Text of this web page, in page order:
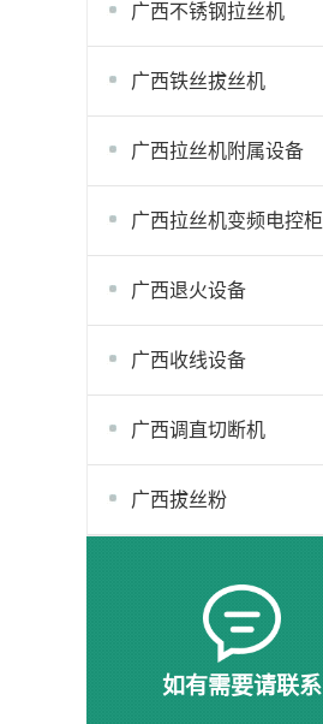
广西不锈钢拉丝机
广西铁丝拔丝机
广西拉丝机附属设备
广西拉丝机变频电控柜
广西退火设备
广西收线设备
广西调直切断机
广西拔丝粉
如有需要请联系